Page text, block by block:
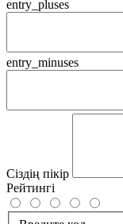
entry_pluses
entry_minuses
Сіздің пікір
Рейтингі